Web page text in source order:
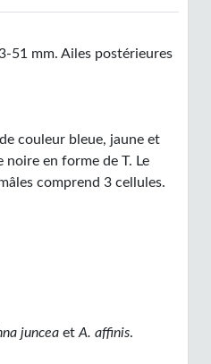
51 mm. Ailes postérieures
couleur bleue, jaune et
en forme de T. Le
comprend 3 cellules.
juncea etA. affinis.